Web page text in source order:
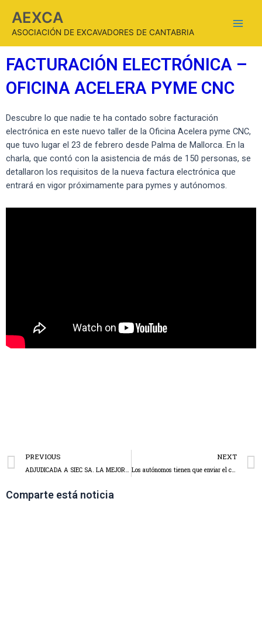
AEXCA
ASOCIACIÓN DE EXCAVADORES DE CANTABRIA
FACTURACIÓN ELECTRÓNICA –
OFICINA ACELERA PYME CNC
Descubre lo que nadie te ha contado sobre facturación
electrónica en este nuevo taller de la Oficina Acelera pyme CNC,
que tuvo lugar el 23 de febrero desde Palma de Mallorca. En la
charla, que contó con la asistencia de más de 150 personas, se
detallaron los requisitos de la nueva factura electrónica que
entrará en vigor próximamente para pymes y autónomos.
PREVIOUS
ADJUDICADA A SIEC SA. LA MEJORA DE ACCESIBILIDAD PASEO GENERAL DÁVILA..
NEXT
Los autónomos tienen que enviar el certificado de retenciones a proveedores y asalariados antes del 2 de abril.
Comparte está noticia